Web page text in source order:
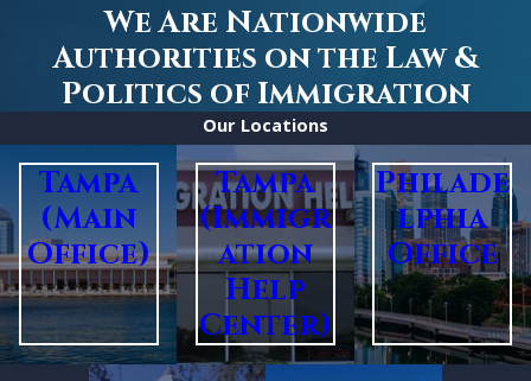
We Are Nationwide
Authorities on the Law &
Politics of Immigration
Our Locations
Tampa
(Main
Office)
Tampa
(Immigr
ation
Help
Center)
Philade
lphia
Office